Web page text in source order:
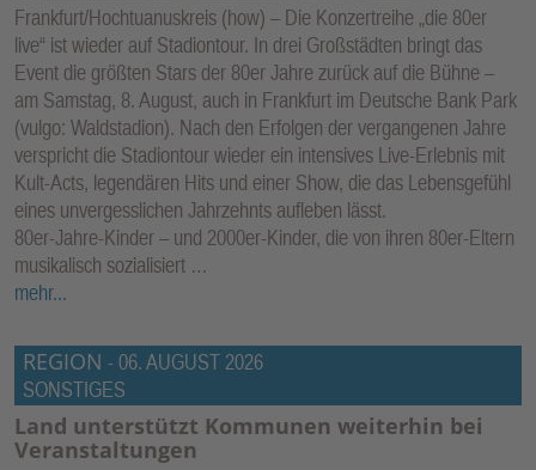
Frankfurt/Hochtuanuskreis (how) – Die Konzertreihe „die 80er
live“ ist wieder auf Stadiontour. In drei Großstädten bringt das
Event die größten Stars der 80er Jahre zurück auf die Bühne –
am Samstag, 8. August, auch in Frankfurt im Deutsche Bank Park
(vulgo: Waldstadion). Nach den Erfolgen der vergangenen Jahre
verspricht die Stadiontour wieder ein intensives Live-Erlebnis mit
Kult-Acts, legendären Hits und einer Show, die das Lebensgefühl
eines unvergesslichen Jahrzehnts aufleben lässt.
80er-Jahre-Kinder – und 2000er-Kinder, die von ihren 80er-Eltern
musikalisch sozialisiert …
mehr...
REGION - 06. AUGUST 2026
SONSTIGES
Land unterstützt Kommunen weiterhin bei
Veranstaltungen